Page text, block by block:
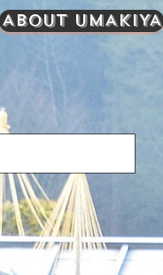
About UMAKIYA